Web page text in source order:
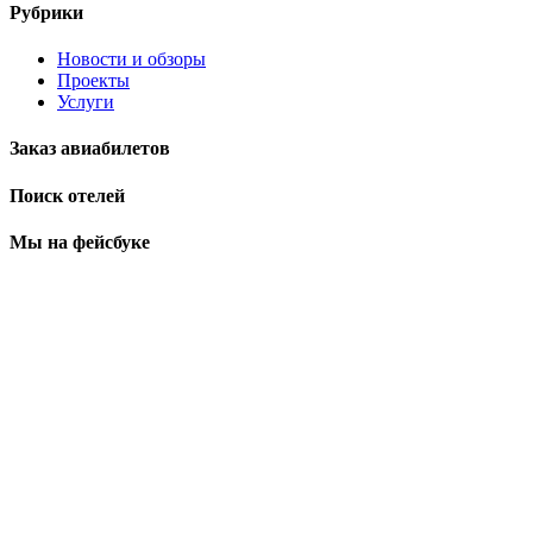
Рубрики
Новости и обзоры
Проекты
Услуги
Заказ авиабилетов
Поиск отелей
Мы на фейсбуке